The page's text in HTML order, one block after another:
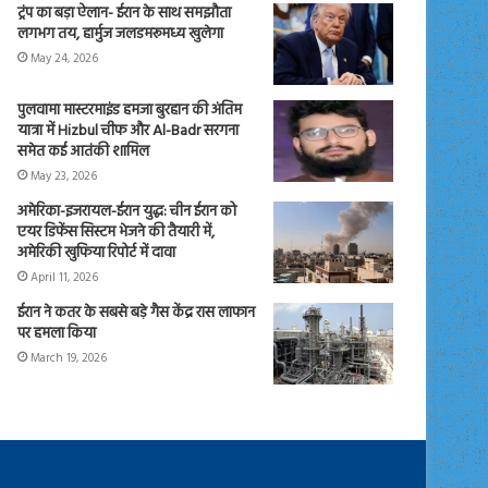
ट्रंप का बड़ा ऐलान- ईरान के साथ समझौता
लगभग तय, हार्मुज जलडमरूमध्य खुलेगा
May 24, 2026
पुलवामा मास्टरमाइंड हमजा बुरहान की अंतिम
यात्रा में Hizbul चीफ और Al-Badr सरगना
समेत कई आतंकी शामिल
May 23, 2026
अमेरिका-इजरायल-ईरान युद्ध: चीन ईरान को
एयर डिफेंस सिस्टम भेजने की तैयारी में,
अमेरिकी खुफिया रिपोर्ट में दावा
April 11, 2026
ईरान ने कतर के सबसे बड़े गैस केंद्र रास लाफान
पर हमला किया
March 19, 2026